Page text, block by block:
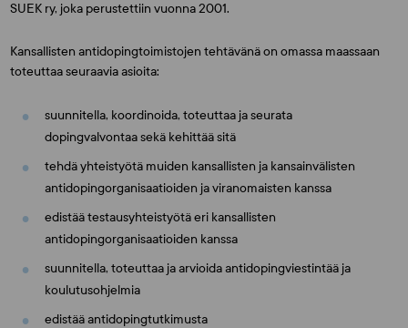
SUEK ry, joka perustettiin vuonna 2001.
Kansallisten antidopingtoimistojen tehtävänä on omassa maassaan
toteuttaa seuraavia asioita:
suunnitella, koordinoida, toteuttaa ja seurata
dopingvalvontaa sekä kehittää sitä
tehdä yhteistyötä muiden kansallisten ja kansainvälisten
antidopingorganisaatioiden ja viranomaisten kanssa
edistää testausyhteistyötä eri kansallisten
antidopingorganisaatioiden kanssa
suunnitella, toteuttaa ja arvioida antidopingviestintää ja
koulutusohjelmia
edistää antidopingtutkimusta